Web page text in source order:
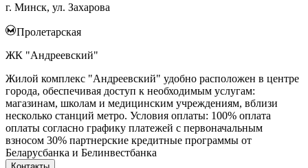
г. Минск, ул. Захарова
Пролетарская
ЖК "Андреевский"
Жилой комплекс "Андреевский" удобно расположен в центре
города, обеспечивая доступ к необходимым услугам:
магазинам, школам и медицинским учреждениям, вблизи
несколько станций метро. Условия оплаты: 100% оплата
оплаты согласно графику платежей с первоначальным
взносом 30% партнерские кредитные программы от
Беларусбанка и Белинвестбанка